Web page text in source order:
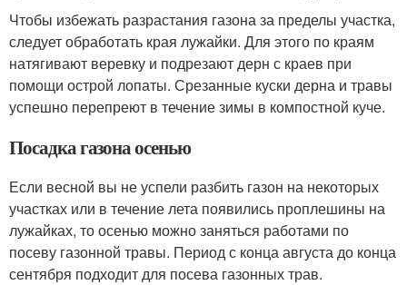
Чтобы избежать разрастания газона за пределы участка,
следует обработать края лужайки. Для этого по краям
натягивают веревку и подрезают дерн с краев при
помощи острой лопаты. Срезанные куски дерна и травы
успешно перепреют в течение зимы в компостной куче.
Посадка газона осенью
Если весной вы не успели разбить газон на некоторых
участках или в течение лета появились проплешины на
лужайках, то осенью можно заняться работами по
посеву газонной травы. Период с конца августа до конца
сентября подходит для посева газонных трав.